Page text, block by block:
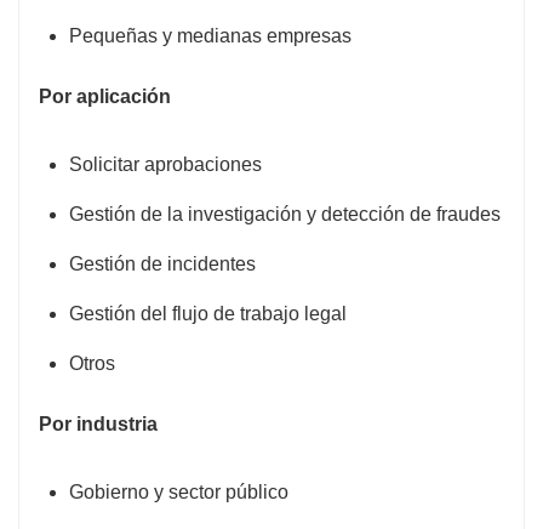
Pequeñas y medianas empresas
Por aplicación
Solicitar aprobaciones
Gestión de la investigación y detección de fraudes
Gestión de incidentes
Gestión del flujo de trabajo legal
Otros
Por industria
Gobierno y sector público